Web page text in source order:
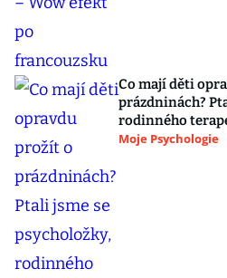
Co mají děti
prázdninách?
rodinného
Moje Psychologie